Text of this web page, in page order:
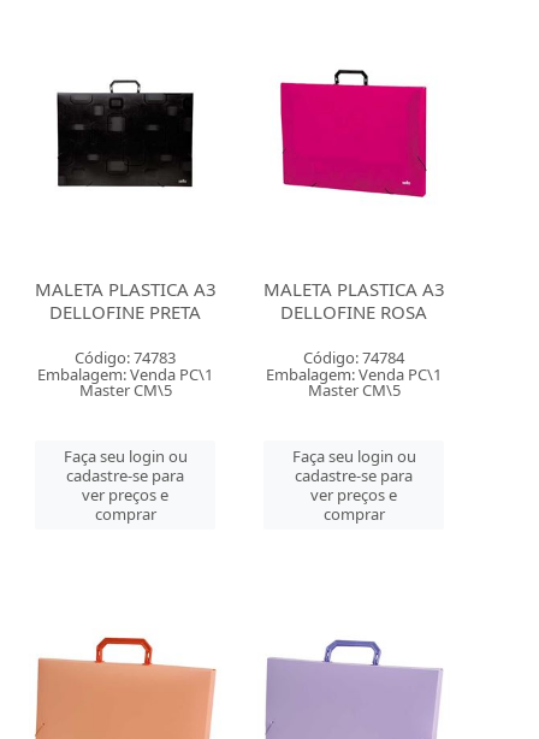
MALETA PLASTICA A3
DELLOFINE PRETA
Código: 74783
Embalagem: Venda PC\1
Master CM\5
Faça seu login ou
cadastre-se para
ver preços e
comprar
MALETA PLASTICA A3
DELLOFINE ROSA
Código: 74784
Embalagem: Venda PC\1
Master CM\5
Faça seu login ou
cadastre-se para
ver preços e
comprar